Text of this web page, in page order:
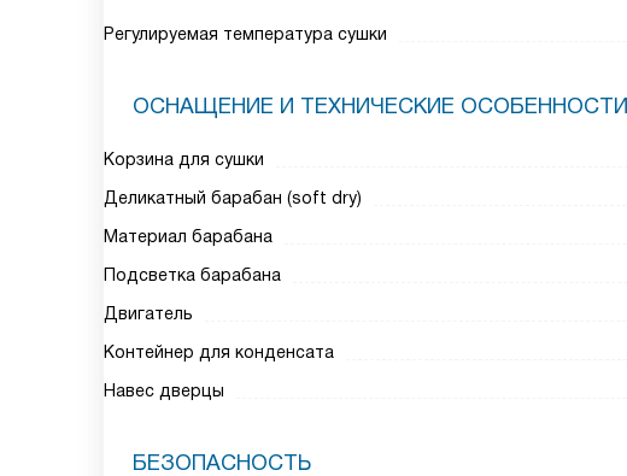
Регулируемая температура сушки
ОСНАЩЕНИЕ И ТЕХНИЧЕСКИЕ ОСОБЕННОСТИ
Корзина для сушки
Деликатный барабан (soft dry)
Материал барабана
Подсветка барабана
Двигатель
Контейнер для конденсата
Навес дверцы
БЕЗОПАСНОСТЬ